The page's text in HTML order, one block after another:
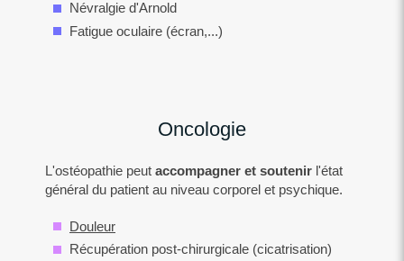
Névralgie d'Arnold
Fatigue oculaire (écran,...)
Oncologie
L'ostéopathie peut accompagner et soutenir l'état
général du patient au niveau corporel et psychique.
Douleur
Récupération post-chirurgicale (cicatrisation)